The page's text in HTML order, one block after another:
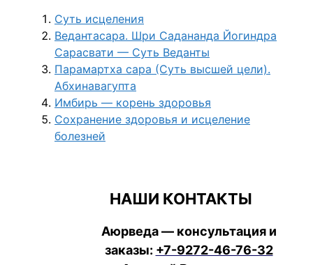
Суть исцеления
Ведантасара. Шри Садананда Йогиндра
Сарасвати — Суть Веданты
Парамартха сара (Суть высшей цели).
Абхинавагупта
Имбирь — корень здоровья
Сохранение здоровья и исцеление
болезней
НАШИ КОНТАКТЫ
Аюрведа — консультация и
заказы: +7-9272-46-76-32